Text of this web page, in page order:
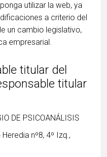
utilizar la web, ya
a criterio del
un cambio legislativo,
empresarial.
titular del
titular
DE PSICOANÁLISIS
nº8, 4º Izq.,